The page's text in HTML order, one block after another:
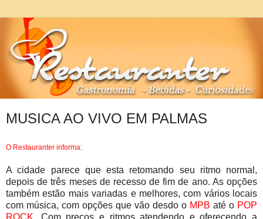
MUSICA AO VIVO EM PALMAS
O Restauranter informa:
A cidade parece que esta retomando seu ritmo normal,
depois de três meses de recesso de fim de ano. As opções
também estão mais variadas e melhores, com vários locais
com música, com opções que vão desdo o MPB até o POP
ROCK. Com preços e ritmos atendendo e oferecendo a